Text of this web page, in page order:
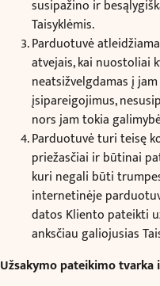
susipažino ir
Taisyklėmis.
Parduotuvė
atvejais, kai nuostoliai
neatsižvelgdamas į
įsipareigojimus,
nors jam tokia
Parduotuvė turi teisę
priežasčiai ir būtinai
kuri negali būti
internetinėje
datos Kliento pateikti
anksčiau galiojusias
Užsakymo pateikimo tvarka